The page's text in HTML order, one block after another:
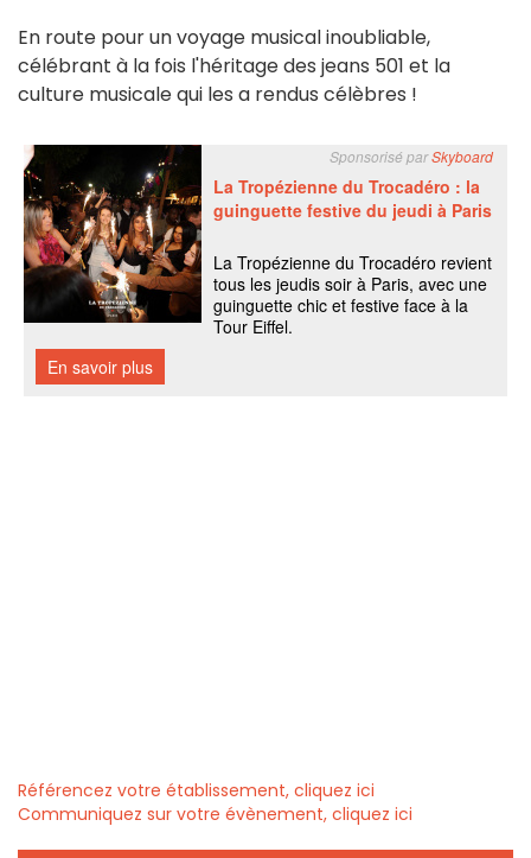
En route pour un voyage musical inoubliable,
célébrant à la fois l'héritage des jeans 501 et la
culture musicale qui les a rendus célèbres !
Référencez votre établissement, cliquez ici
Communiquez sur votre évènement, cliquez ici